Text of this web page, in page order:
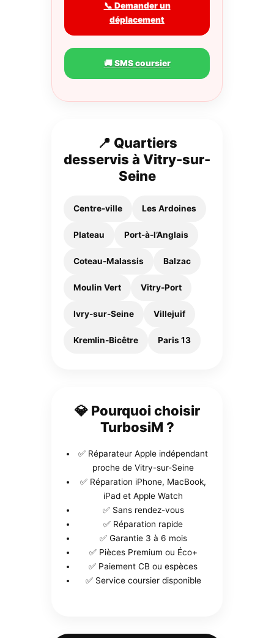
📞 Demander un
déplacement
🚚 SMS coursier
📍 Quartiers
desservis à Vitry-sur-
Seine
Centre-ville Les Ardoines
Plateau Port-à-l’Anglais
Coteau-Malassis Balzac
Moulin Vert Vitry-Port
Ivry-sur-Seine Villejuif
Kremlin-Bicêtre Paris 13
💎 Pourquoi choisir
TurbosiM ?
✅ Réparateur Apple indépendant
proche de Vitry-sur-Seine
✅ Réparation iPhone, MacBook,
iPad et Apple Watch
✅ Sans rendez-vous
✅ Réparation rapide
✅ Garantie 3 à 6 mois
✅ Pièces Premium ou Éco+
✅ Paiement CB ou espèces
✅ Service coursier disponible